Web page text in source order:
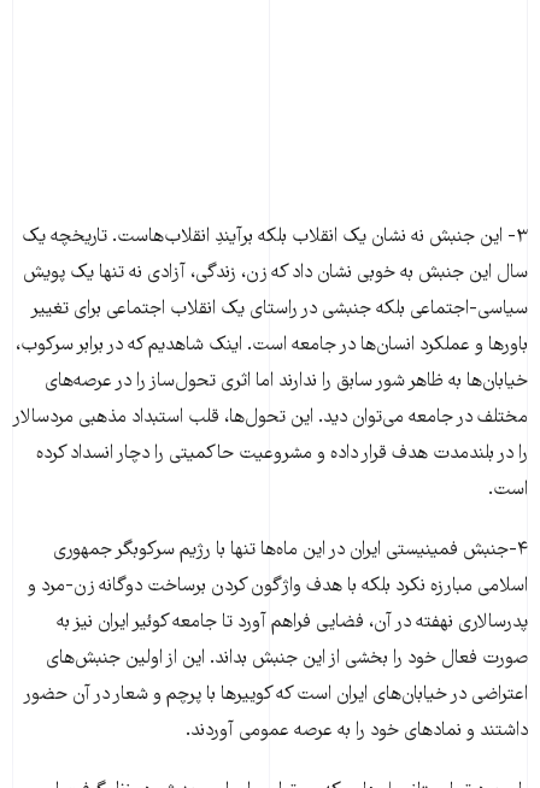
۳- این جنبش نه نشان یک انقلاب بلکه برآیندِ انقلاب‌هاست. تاریخچه‌ یک
سال این جنبش به خوبی نشان داد که زن، زندگی، آزادی نه تنها یک پویش
سیاسی-اجتماعی بلکه جنبشی در راستای یک انقلاب اجتماعی برای تغییر
باورها و عملکرد انسان‌ها در جامعه است. اینک شاهدیم که در برابر سرکوب،
خیابان‌ها به ظاهر شور سابق را ندارند اما اثری تحول‌ساز را در عرصه‌های
مختلف در جامعه می‌توان دید. این تحول‌ها، قلب استبداد مذهبی مردسالار
را در بلند‌مدت هدف قرار داده و مشروعیت حاکمیتی را دچار انسداد کرده
است.
۴-جنبش فمینیستی ایران در این ماه‌ها تنها با رژیم سرکوبگر جمهوری
اسلامی مبارزه نکرد بلکه با هدف واژگون کردن برساخت دوگانه‌ زن-مرد و
پدرسالاری نهفته در آن، فضایی فراهم آورد تا جامعه‌ کوئیر ایران نیز به
صورت فعال خود را بخشی از این جنبش بداند. این از اولین جنبش‌های
اعتراضی در خیابان‌های ایران است که کوییرها با پرچم و شعار در آن حضور
داشتند و نماد‌های خود را به عرصه عمومی آوردند.